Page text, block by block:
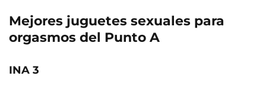
Mejores juguetes sexuales para
orgasmos del Punto A
INA 3